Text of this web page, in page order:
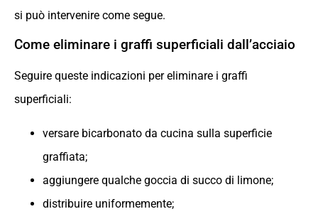
si può intervenire come segue.
Come eliminare i graffi superficiali dall’acciaio
Seguire queste indicazioni per eliminare i graffi
superficiali:
versare bicarbonato da cucina sulla superficie
graffiata;
aggiungere qualche goccia di succo di limone;
distribuire uniformemente;